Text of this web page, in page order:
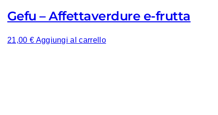
Gefu – Affettaverdure e-frutta
21,00 € Aggiungi al carrello